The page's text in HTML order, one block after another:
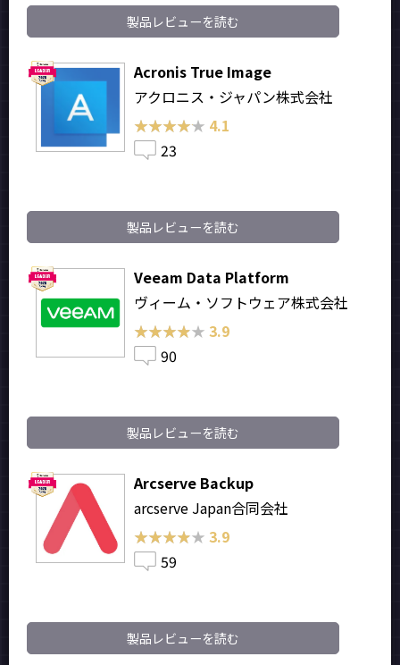
製品レビューを読む
Acronis True Image
アクロニス・ジャパン株式会社
★★★★★
★★★★★ 4.1
23
製品レビューを読む
Veeam Data Platform
ヴィーム・ソフトウェア株式会社
★★★★★
★★★★★ 3.9
90
製品レビューを読む
Arcserve Backup
arcserve Japan合同会社
★★★★★
★★★★★ 3.9
59
製品レビューを読む